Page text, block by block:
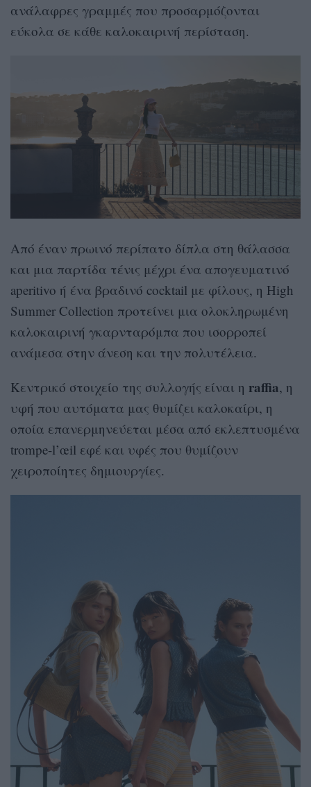
ανάλαφρες γραμμές που προσαρμόζονται
εύκολα σε κάθε καλοκαιρινή περίσταση.
Από έναν πρωινό περίπατο δίπλα στη θάλασσα
και μια παρτίδα τένις μέχρι ένα απογευματινό
aperitivo ή ένα βραδινό cocktail με φίλους, η High
Summer Collection προτείνει μια ολοκληρωμένη
καλοκαιρινή γκαρνταρόμπα που ισορροπεί
ανάμεσα στην άνεση και την πολυτέλεια.
Κεντρικό στοιχείο της συλλογής είναι η raffia, η
υφή που αυτόματα μας θυμίζει καλοκαίρι, η
οποία επανερμηνεύεται μέσα από εκλεπτυσμένα
trompe-l’œil εφέ και υφές που θυμίζουν
χειροποίητες δημιουργίες.